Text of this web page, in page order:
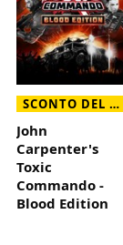
SCONTO DEL 30%
John
Carpenter's
Toxic
Commando -
Blood Edition